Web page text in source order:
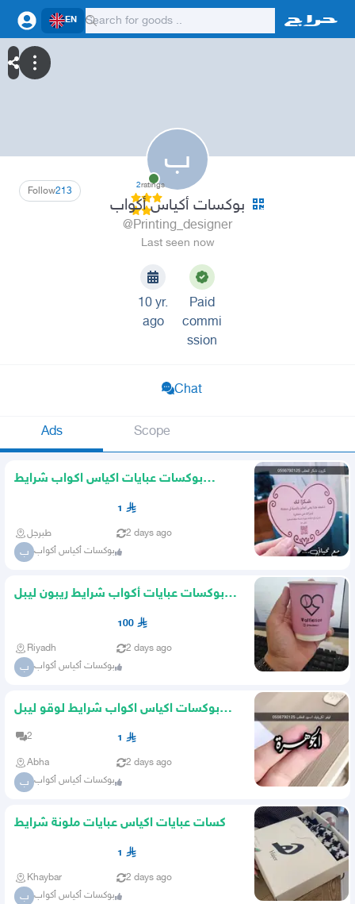
EN
ب
213
Follow 2ratings
بوكسات أكياس أكواب
@Printing_designer
Last seen now
10 yr.
ago
Paid
commi
ssion
Chat
Ads Scope
بوكسات عبايات اكياس اكواب شرايط
بوكسات هارد كفر بوكسات دمج
1
طبرجل 2 days ago
ب بوكسات أكياس أكواب
بوكسات عبايات أكواب شرايط ريبون ليبل
100
Riyadh 2 days ago
ب بوكسات أكياس أكواب
بوكسات اكياس اكواب شرايط لوقو ليبل
2 1
Abha 2 days ago
ب بوكسات أكياس أكواب
بوكسات عبايات اكياس عبايات ملونة شرايط
1
Khaybar 2 days ago
ب بوكسات أكياس أكواب